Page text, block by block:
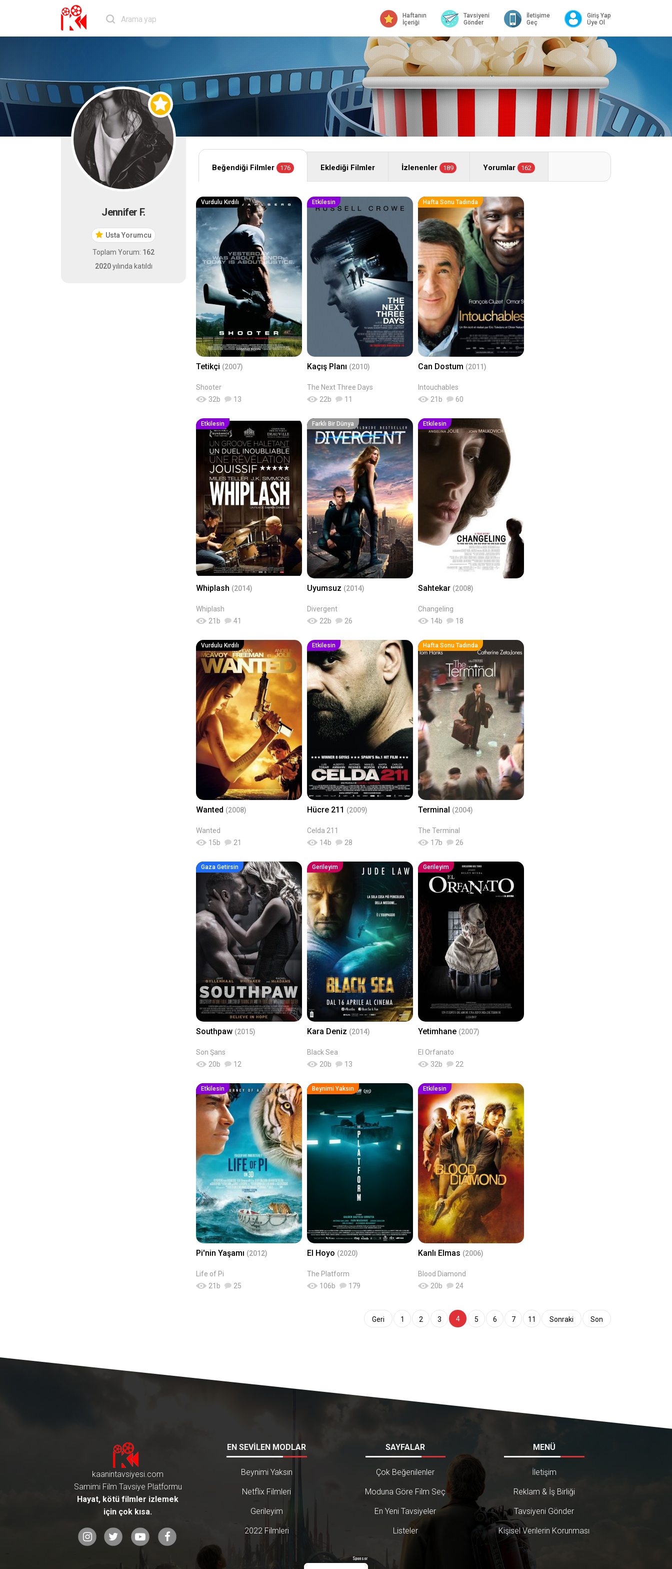
Haftanın
İçeriği
Tavsiyeni
Gönder
İletişime
Geç
Giriş Yap
Üye Ol
Jennifer F.
Usta Yorumcu
Toplam Yorum: 162
2020yılında katıldı
Beğendiği Filmler 176 Eklediği Filmler İzlenenler 189 Yorumlar 162
Vurdulu Kırdılı
Tetikçi (2007)
Shooter
32b 13
Etkilesin
Kaçış Planı (2010)
The Next Three Days
22b 11
Hafta Sonu Tadında
Can Dostum (2011)
Intouchables
21 b 60
Etkilesin
Whiplash (2014)
Whiplash
21 b 41
Farklı Bir Dünya
Uyumsuz (2014)
Divergent
22b 26
Etkilesin
Sahtekar (2008)
Changeling
14b 18
Vurdulu Kırdılı
Wanted (2008)
Wanted
15b 21
Etkilesin
Hücre 211 (2009)
Celda 211
14b 28
Hafta Sonu Tadında
Terminal (2004)
The Terminal
17b 26
Gaza Getirsin
Southpaw (2015)
Son Şans
20b 12
Gerileyim
Kara Deniz (2014)
Black Sea
20b 13
Gerileyim
Yetimhane (2007)
El Orfanato
32b 22
Etkilesin
Pi'nin Yaşamı (2012)
Life of Pi
21 b 25
Beynimi Yaksın
El Hoyo (2020)
The Platform
106b 179
Etkilesin
Kanlı Elmas (2006)
Blood Diamond
20b 24
Geri 1 2 3 4 5 6 7 11 Sonraki Son
kaanintavsiyesi.com
Samimi Film Tavsiye Platformu
Hayat, kötü filmler izlemek
için çok kısa.
EN SEVİLEN MODLAR
Beynimi Yaksın
Netflix Filmleri
Gerileyim
2022 Filmleri
SAYFALAR
Çok Beğenilenler
Moduna Göre Film Seç
En Yeni Tavsiyeler
Listeler
MENÜ
İletişim
Reklam & İş Birliği
Tavsiyeni Gönder
Kişisel Verilerin Korunması
Sponsor